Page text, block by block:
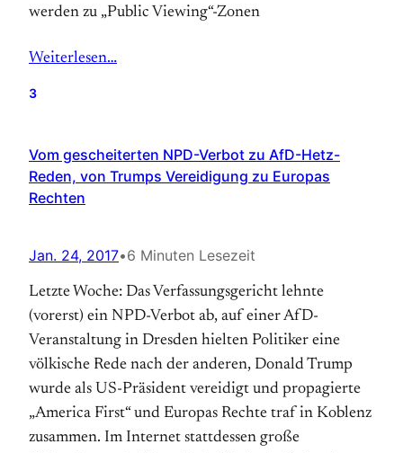
werden zu „Public Viewing“-Zonen
Weiterlesen…
3
Vom gescheiterten NPD-Verbot zu AfD-Hetz-
Reden, von Trumps Vereidigung zu Europas
Rechten
Jan. 24, 2017•6 Minuten Lesezeit
Letzte Woche: Das Verfassungsgericht lehnte
(vorerst) ein NPD-Verbot ab, auf einer AfD-
Veranstaltung in Dresden hielten Politiker eine
völkische Rede nach der anderen, Donald Trump
wurde als US-Präsident vereidigt und propagierte
„America First“ und Europas Rechte traf in Koblenz
zusammen. Im Internet stattdessen große